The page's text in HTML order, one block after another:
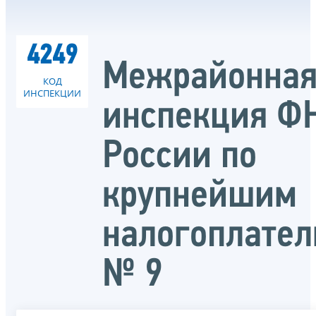
4249
КОД
ИНСПЕКЦИИ
инспекция
России по
крупнейшим
№ 9